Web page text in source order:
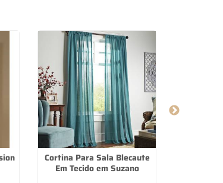
Cortina Para Sala Blecaute
Em Tecido em Suzano